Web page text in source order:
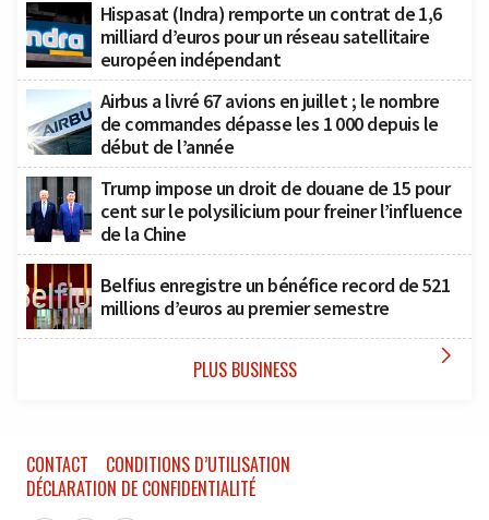
Hispasat (Indra) remporte un contrat de 1,6
milliard d’euros pour un réseau satellitaire
européen indépendant
Airbus a livré 67 avions en juillet ; le nombre
de commandes dépasse les 1 000 depuis le
début de l’année
Trump impose un droit de douane de 15 pour
cent sur le polysilicium pour freiner l’influence
de la Chine
Belfius enregistre un bénéfice record de 521
millions d’euros au premier semestre
PLUS BUSINESS 
CONTACT
CONDITIONS D’UTILISATION
DÉCLARATION DE CONFIDENTIALITÉ